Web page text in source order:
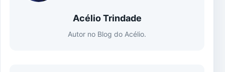
Acélio Trindade
Autor no Blog do Acélio.